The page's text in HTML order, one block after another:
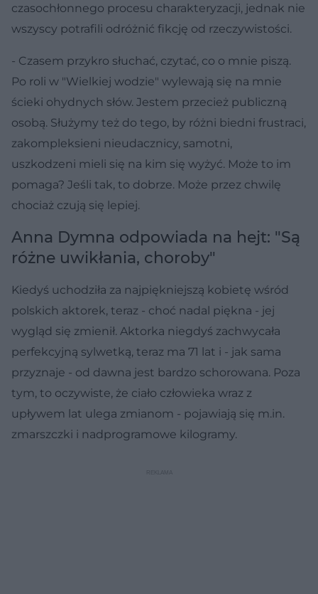
czasochłonnego procesu charakteryzacji, jednak nie
wszyscy potrafili odróżnić fikcję od rzeczywistości.
- Czasem przykro słuchać, czytać, co o mnie piszą.
Po roli w "Wielkiej wodzie" wylewają się na mnie
ścieki ohydnych słów. Jestem przecież publiczną
osobą. Służymy też do tego, by różni biedni frustraci,
zakompleksieni nieudacznicy, samotni,
uszkodzeni mieli się na kim się wyżyć. Może to im
pomaga? Jeśli tak, to dobrze. Może przez chwilę
chociaż czują się lepiej.
Anna Dymna odpowiada na hejt: "Są
różne uwikłania, choroby"
Kiedyś uchodziła za najpiękniejszą kobietę wśród
polskich aktorek, teraz - choć nadal piękna - jej
wygląd się zmienił. Aktorka niegdyś zachwycała
perfekcyjną sylwetką, teraz ma 71 lat i - jak sama
przyznaje - od dawna jest bardzo schorowana. Poza
tym, to oczywiste, że ciało człowieka wraz z
upływem lat ulega zmianom - pojawiają się m.in.
zmarszczki i nadprogramowe kilogramy.